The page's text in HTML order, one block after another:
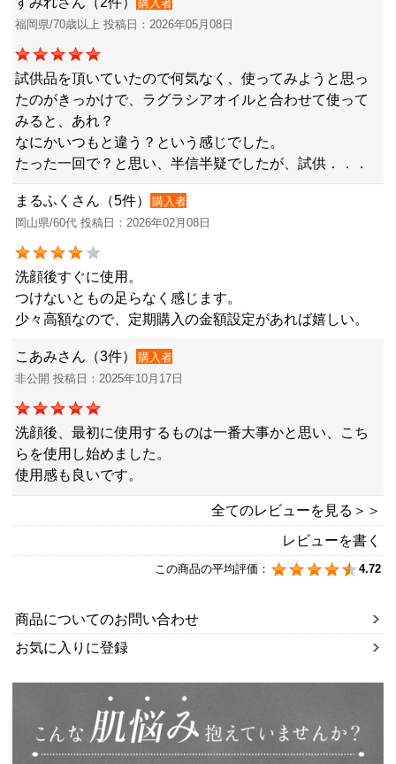
購入者
福岡県/70歳以上 投稿日：2026年05月08日
試供品を頂いていたので何気なく、使ってみようと思っ
たのがきっかけで、ラグラシアオイルと合わせて使って
みると、あれ？
なにかいつもと違う？という感じでした。
たった一回で？と思い、半信半疑でしたが、試供．．．
まるふくさん（5件）
購入者
岡山県/60代 投稿日：2026年02月08日
洗顔後すぐに使用。
つけないともの足らなく感じます。
少々高額なので、定期購入の金額設定があれば嬉しい。
こあみさん（3件）
購入者
非公開 投稿日：2025年10月17日
洗顔後、最初に使用するものは一番大事かと思い、こち
らを使用し始めました。
使用感も良いです。
全てのレビューを見る＞＞
レビューを書く
この商品の平均評価： 4.72
商品についてのお問い合わせ
お気に入りに登録